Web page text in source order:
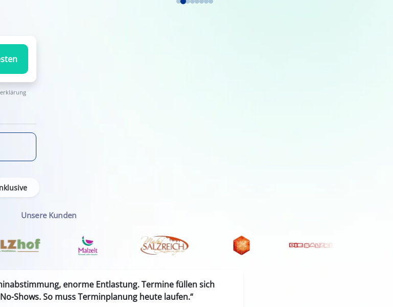
Kalender
Unsere Kunden
enorme Entlastung. Termine füllen sich
Shows. So muss Terminplanung heute laufen.“